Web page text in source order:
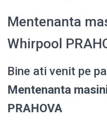
Mentenanta
Whirpool
Bine ati venit pe
Mentenanta
PRAHOVA